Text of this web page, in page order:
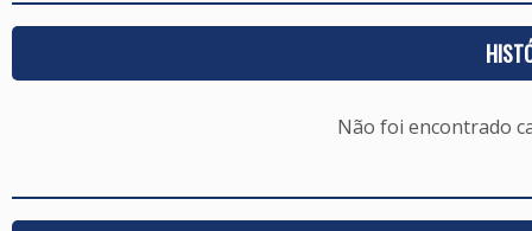
Não foi encontrado